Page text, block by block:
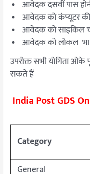
आवेदक दसवीं पास
आवेदक को कंप्यूटर की
आवेदक को साइकिल
आवेदक को लोकल
उपरोक्त सभी योगिता
सकते हैं
India Post GDS
Category
General